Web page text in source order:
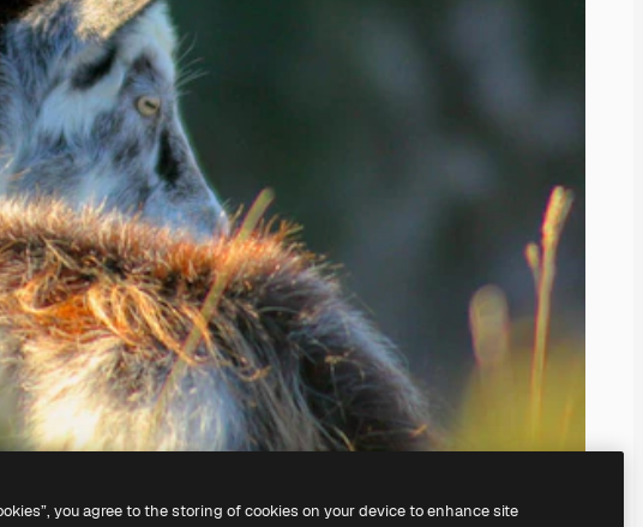
you agree to the storing of cookies on your device to enhance site